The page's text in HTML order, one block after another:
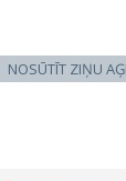
NOSŪTĪT ZIŅU